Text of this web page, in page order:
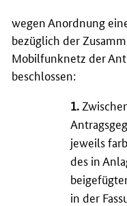
wegen Anordnung
bezüglich der
Mobilfunknetz der
beschlossen:
1.
jeweils
des in
in der